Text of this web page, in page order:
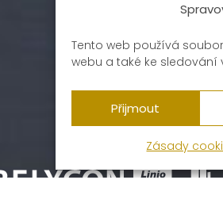
Tento web používá
webu a také ke
Přijmout
Zásady